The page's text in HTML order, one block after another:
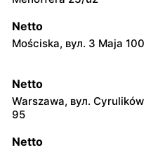
Netto
Mościska, вул. 3 Maja 100
Netto
Warszawa, вул. Cyrulików
95
Netto